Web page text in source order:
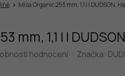
Mísa Organic 253 mm, 1,1 l | DUDSON,
mm, 1,1 l |
hodnocení Značka: